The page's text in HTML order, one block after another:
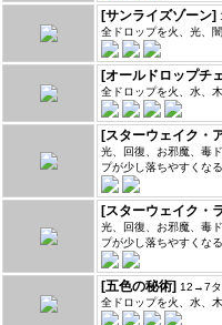
[サンライズゾーン]
全ドロップを火、光、
[オールドロップチ
全ドロップを火、水、
[スターウェイク・
光、回復、お邪魔、毒
プが少し落ちやすくなる
[スターウェイク・
光、回復、お邪魔、毒
プが少し落ちやすくなる
[五色の秘術] 12→7タ
全ドロップを火、水、